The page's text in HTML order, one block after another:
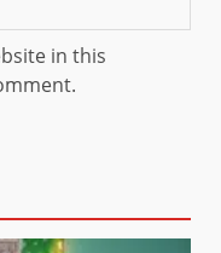
in this